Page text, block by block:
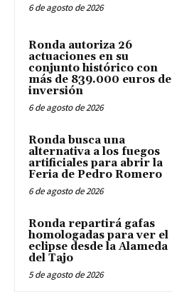
6 de agosto de 2026
Ronda autoriza 26
actuaciones en su
conjunto histórico con
más de 839.000 euros de
inversión
6 de agosto de 2026
Ronda busca una
alternativa a los fuegos
artificiales para abrir la
Feria de Pedro Romero
6 de agosto de 2026
Ronda repartirá gafas
homologadas para ver el
eclipse desde la Alameda
del Tajo
5 de agosto de 2026